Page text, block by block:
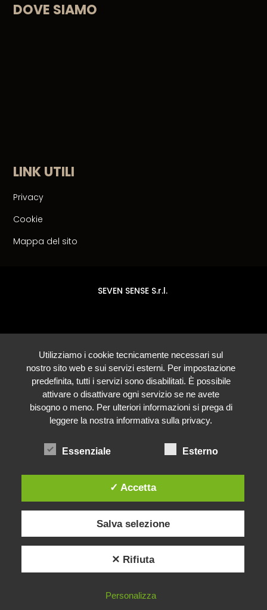
DOVE SIAMO
LINK UTILI
Privacy
Cookie
Mappa del sito
SEVEN SENSE S.r.l.
Utilizziamo i cookie tecnicamente necessari sul
nostro sito web e sui servizi esterni. Per impostazione
predefinita, tutti i servizi sono disabilitati. È possibile
attivare o disattivare ogni servizio se ne avete
bisogno o meno. Per ulteriori informazioni si prega di
leggere la nostra informativa sulla privacy.
Essenziale Esterno
✓ Accetta
Salva selezione
✕ Rifiuta
Personalizza